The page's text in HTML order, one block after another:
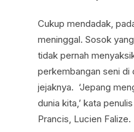
Cukup mendadak,
meninggal. Sosok
tidak pernah
perkembangan seni di
jejaknya. ‘Jepang
dunia kita,’ kata
Prancis, Lucien Falize.